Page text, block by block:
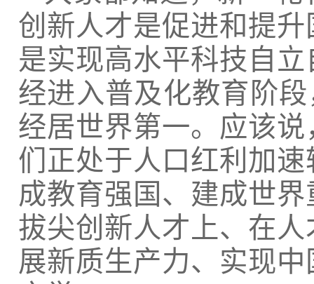
创新人才是促进和提
是实现高水平科技自
经进入普及化教育阶
经居世界第一。应该
们正处于人口红利加
成教育强国、建成世
拔尖创新人才上、在
展新质生产力、实现